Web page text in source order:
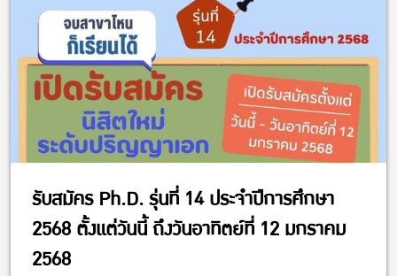
รับสมัคร Ph.D. รุ่นที่ 14 ประจำปีการศึกษา
2568 ตั้งแต่วันนี้ ถึงวันอาทิตย์ที่ 12 มกราคม
2568